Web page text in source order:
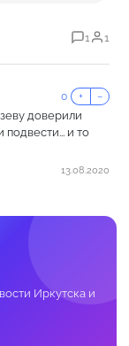
1 1
0 + −
доверили
и то
13.08.2020
Иркутска и